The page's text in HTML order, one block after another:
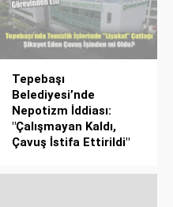
Tepebaşı
Belediyesi’nde
Nepotizm İddiası:
"Çalışmayan Kaldı,
Çavuş İstifa Ettirildi"